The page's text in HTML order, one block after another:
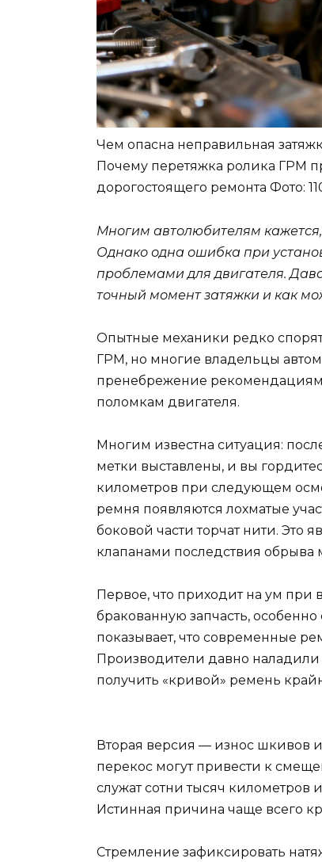
Чем опасна неправильная
Почему перетяжка ролика ГРМ
дорогостоящего ремонта Фото:
Многим автолюбителям
Однако одна ошибка при
проблемами для двигателя.
точный момент затяжки и как
Опытные механики редко
ГРМ, но многие владельцы
пренебрежение
поломкам двигателя.
Многим известна ситуация:
метки выставлены, и вы
километров при следующем
ремня появляются лохматые
боковой части торчат нити. Это
клапанами последствия обрыва
Первое, что приходит на ум
бракованную запчасть,
показывает, что современные
Производители давно наладили
получить «кривой» ремень
Вторая версия — износ шкивов
перекос могут привести к
служат сотни тысяч километров
Истинная причина чаще всего
Стремление зафиксировать